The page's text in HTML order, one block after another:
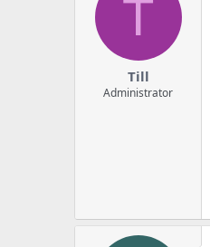
T
Till
Administrator